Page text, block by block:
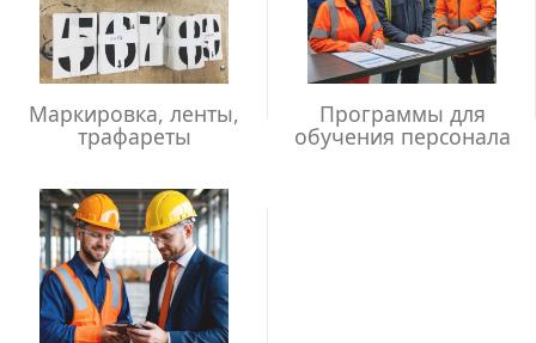
Маркировка, ленты,
трафареты
Программы для
обучения персонала